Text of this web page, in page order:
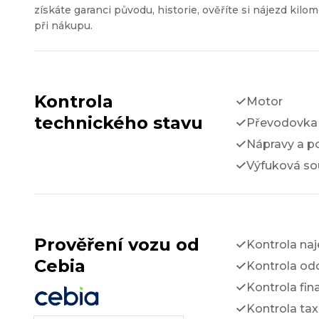
získáte garanci původu, historie, ověříte si nájezd
při nákupu.
Kontrola
technického stavu
Motor
Nápravy a
Výfuková
Prověření vozu od
Cebia
Kontrola
Kontrola
Kontrola
Kontrola